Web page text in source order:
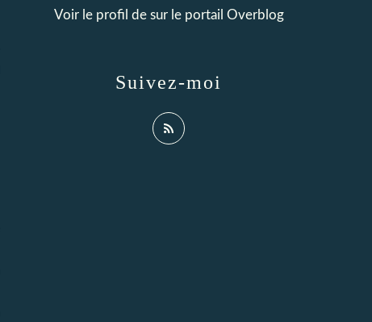
Suivez-moi
Voir le profil de sur le portail Overblog